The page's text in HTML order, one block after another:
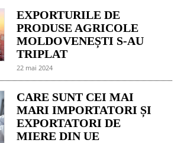
EXPORTURILE DE
PRODUSE AGRICOLE
MOLDOVENEȘTI S-AU
TRIPLAT
22 mai 2024
CARE SUNT CEI MAI
MARI IMPORTATORI ȘI
EXPORTATORI DE
MIERE DIN UE